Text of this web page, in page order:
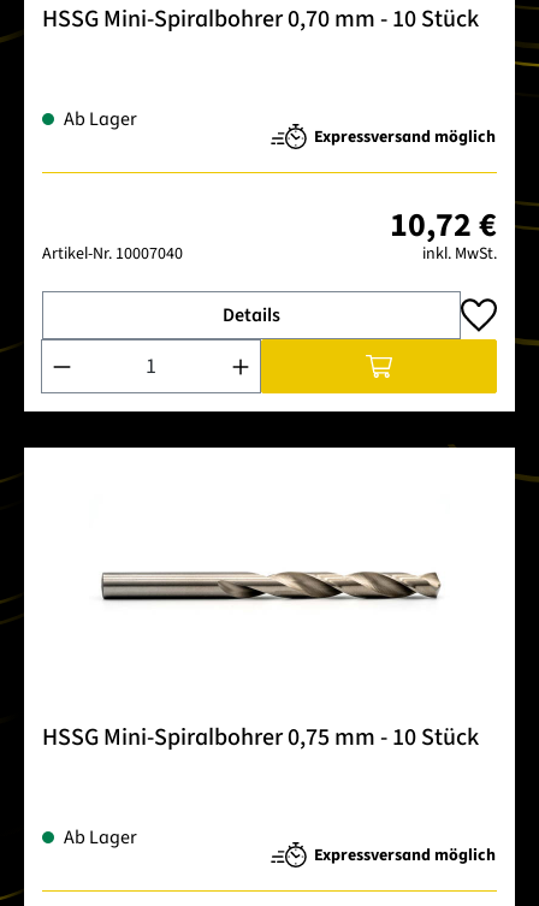
HSSG Mini-Spiralbohrer 0,70 mm - 10 Stück
Ab Lager
Expressversand möglich
Artikel-Nr. 10007040
10,72 €
inkl. MwSt.
Details
Produkt Anzahl: Gib den gewünschten Wert ein oder
HSSG Mini-Spiralbohrer 0,75 mm - 10 Stück
Ab Lager
Expressversand möglich